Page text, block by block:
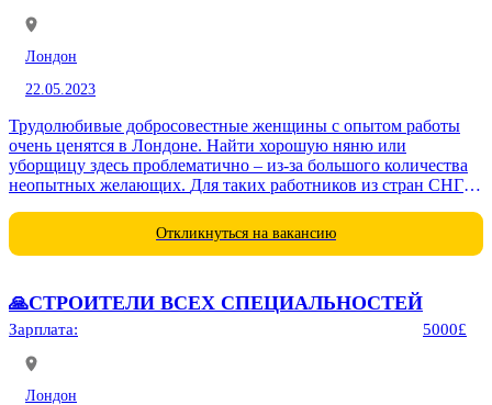
Лондон
22.05.2023
Трудолюбивые добросовестные женщины с опытом работы
очень ценятся в Лондоне. Найти хорошую няню или
уборщицу здесь проблематично – из-за большого количества
неопытных желающих. Для таких работников из стран СНГ
Откликнуться на вакансию
🙏СТРОИТЕЛИ ВСЕХ СПЕЦИАЛЬНОСТЕЙ
Зарплата: 5000£
Лондон